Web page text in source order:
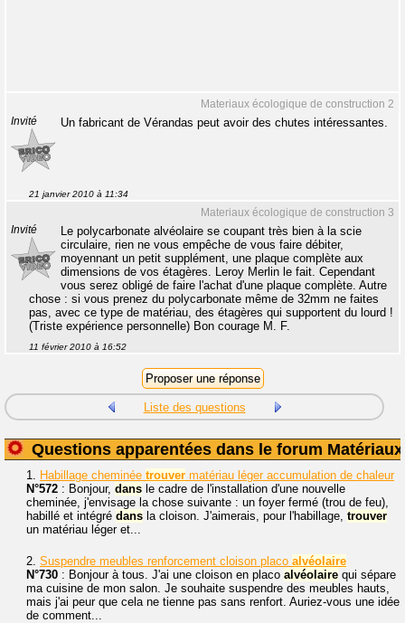
Materiaux écologique de construction 2
Invité Un fabricant de Vérandas peut avoir des chutes intéressantes.
21 janvier 2010 à 11:34
Materiaux écologique de construction 3
Invité
Le polycarbonate alvéolaire se coupant très bien à la scie
circulaire, rien ne vous empêche de vous faire débiter,
moyennant un petit supplément, une plaque complète aux
dimensions de vos étagères. Leroy Merlin le fait. Cependant
vous serez obligé de faire l'achat d'une plaque complète. Autre
chose : si vous prenez du polycarbonate même de 32mm ne faites
pas, avec ce type de matériau, des étagères qui supportent du lourd !
(Triste expérience personnelle) Bon courage M. F.
11 février 2010 à 16:52
Liste des questions
Questions apparentées dans le forum Matériaux
1. Habillage cheminée trouver matériau léger accumulation de chaleur
N°572 : Bonjour, dans le cadre de l'installation d'une nouvelle
cheminée, j'envisage la chose suivante : un foyer fermé (trou de feu),
habillé et intégré dans la cloison. J'aimerais, pour l'habillage, trouver
un matériau léger et...
2. Suspendre meubles renforcement cloison placo alvéolaire
N°730 : Bonjour à tous. J'ai une cloison en placo alvéolaire qui sépare
ma cuisine de mon salon. Je souhaite suspendre des meubles hauts,
mais j'ai peur que cela ne tienne pas sans renfort. Auriez-vous une idée
de comment...